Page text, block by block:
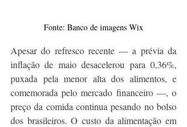
Fonte: Banco de imagens Wix
Apesar do refresco recente — a prévia da
inflação de maio desacelerou para 0,36%,
puxada pela menor alta dos alimentos, e
comemorada pelo mercado financeiro —, o
preço da comida continua pesando no bolso
dos brasileiros. O custo da alimentação em